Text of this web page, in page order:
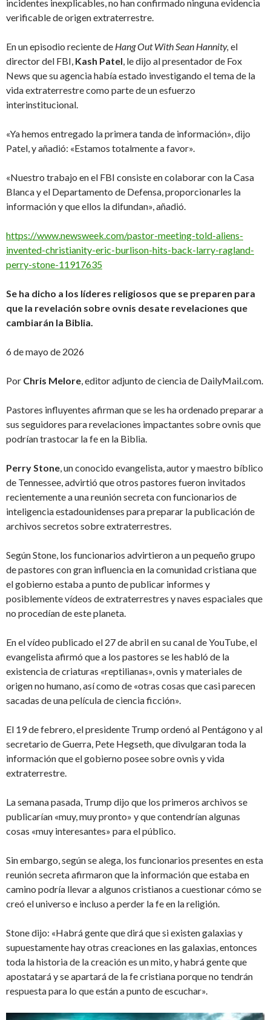
incidentes inexplicables, no han confirmado ninguna evidencia
verificable de origen extraterrestre.
En un episodio reciente de Hang Out With Sean Hannity, el
director del FBI, Kash Patel, le dijo al presentador de Fox
News que su agencia había estado investigando el tema de la
vida extraterrestre como parte de un esfuerzo
interinstitucional.
«Ya hemos entregado la primera tanda de información», dijo
Patel, y añadió: «Estamos totalmente a favor».
«Nuestro trabajo en el FBI consiste en colaborar con la Casa
Blanca y el Departamento de Defensa, proporcionarles la
información y que ellos la difundan», añadió.
https://www.newsweek.com/pastor-meeting-told-aliens-
invented-christianity-eric-burlison-hits-back-larry-ragland-
perry-stone-11917635
Se ha dicho a los líderes religiosos que se preparen para
que la revelación sobre ovnis desate revelaciones que
cambiarán la Biblia.
6 de mayo de 2026
Por Chris Melore, editor adjunto de ciencia de DailyMail.com.
Pastores influyentes afirman que se les ha ordenado preparar a
sus seguidores para revelaciones impactantes sobre ovnis que
podrían trastocar la fe en la Biblia.
Perry Stone, un conocido evangelista, autor y maestro bíblico
de Tennessee, advirtió que otros pastores fueron invitados
recientemente a una reunión secreta con funcionarios de
inteligencia estadounidenses para preparar la publicación de
archivos secretos sobre extraterrestres.
Según Stone, los funcionarios advirtieron a un pequeño grupo
de pastores con gran influencia en la comunidad cristiana que
el gobierno estaba a punto de publicar informes y
posiblemente vídeos de extraterrestres y naves espaciales que
no procedían de este planeta.
En el vídeo publicado el 27 de abril en su canal de YouTube, el
evangelista afirmó que a los pastores se les habló de la
existencia de criaturas «reptilianas», ovnis y materiales de
origen no humano, así como de «otras cosas que casi parecen
sacadas de una película de ciencia ficción».
El 19 de febrero, el presidente Trump ordenó al Pentágono y al
secretario de Guerra, Pete Hegseth, que divulgaran toda la
información que el gobierno posee sobre ovnis y vida
extraterrestre.
La semana pasada, Trump dijo que los primeros archivos se
publicarían «muy, muy pronto» y que contendrían algunas
cosas «muy interesantes» para el público.
Sin embargo, según se alega, los funcionarios presentes en esta
reunión secreta afirmaron que la información que estaba en
camino podría llevar a algunos cristianos a cuestionar cómo se
creó el universo e incluso a perder la fe en la religión.
Stone dijo: «Habrá gente que dirá que si existen galaxias y
supuestamente hay otras creaciones en las galaxias, entonces
toda la historia de la creación es un mito, y habrá gente que
apostatará y se apartará de la fe cristiana porque no tendrán
respuesta para lo que están a punto de escuchar».